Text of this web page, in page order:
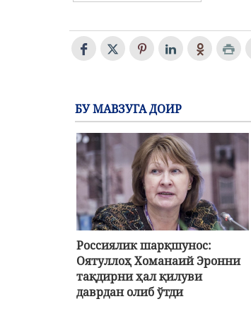
БУ МАВЗУГА ДОИР
Россиялик шарқшунос:
Оятуллоҳ Хоманаий Эронни
тақдирни ҳал қилуви
даврдан олиб ўтди